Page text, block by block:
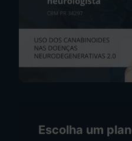
Escolha um